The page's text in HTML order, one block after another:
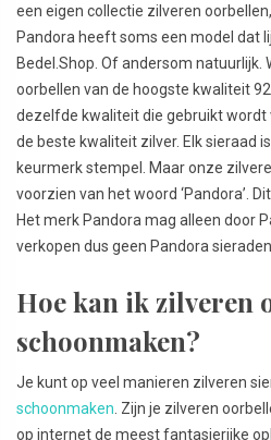
een eigen collectie zilveren
Pandora heeft soms een model dat
Bedel.Shop. Of andersom natuurlijk.
oorbellen van de hoogste kwaliteit
dezelfde kwaliteit die gebruikt wordt
de beste kwaliteit zilver. Elk sieraad
keurmerk stempel. Maar onze
voorzien van het woord ‘Pandora’.
Het merk Pandora mag alleen door
verkopen dus geen Pandora sieraden.
Hoe kan ik zilveren
schoonmaken?
Je kunt op veel manieren zilveren
schoonmaken . Zijn je zilveren
op internet de meest fantasierijke